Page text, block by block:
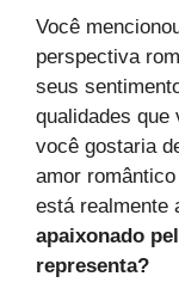
Você
perspectiva
seus
qualidades que
você gostaria
amor
está realmente
apaixonado
representa?